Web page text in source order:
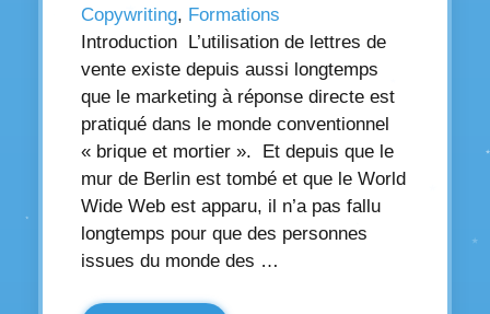
Copywriting, Formations
Introduction L’utilisation de lettres de
vente existe depuis aussi longtemps
que le marketing à réponse directe est
pratiqué dans le monde conventionnel
« brique et mortier ». Et depuis que le
mur de Berlin est tombé et que le World
Wide Web est apparu, il n’a pas fallu
longtemps pour que des personnes
issues du monde des …